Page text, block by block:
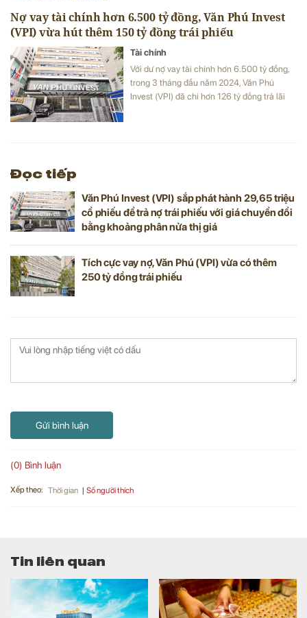
Nợ vay tài chính hơn 6.500 tỷ đồng, Văn Phú Invest
(VPI) vừa hút thêm 150 tỷ đồng trái phiếu
Tài chính
Với dư nợ vay tài chính hơn 6.500 tỷ đồng,
trong 3 tháng đầu năm 2024, Văn Phú
Invest (VPI) đã chi hơn 126 tỷ đồng trả lãi
Đọc tiếp
Văn Phú Invest (VPI) sắp phát hành 29,65 triệu
cổ phiếu để trả nợ trái phiếu với giá chuyển đổi
bằng khoảng phân nửa thị giá
Tích cực vay nợ, Văn Phú (VPI) vừa có thêm
250 tỷ đồng trái phiếu
Gửi bình luận
(0) Bình luận
Xếp theo: Thời gian Số người thích
Tin liên quan